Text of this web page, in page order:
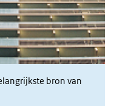
bron van